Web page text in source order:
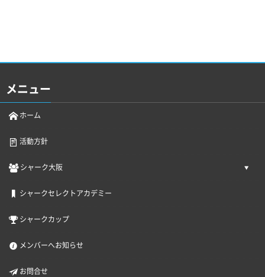
メニュー
ホーム
活動方針
シャーク大阪
シャークセレクトアカデミー
シャークカップ
メンバーへお知らせ
お問合せ